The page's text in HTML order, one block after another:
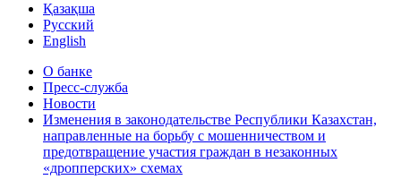
Қазақша
Русский
English
О банке
Пресс-служба
Новости
Изменения в законодательстве Республики Казахстан,
направленные на борьбу с мошенничеством и
предотвращение участия граждан в незаконных
«дропперских» схемах